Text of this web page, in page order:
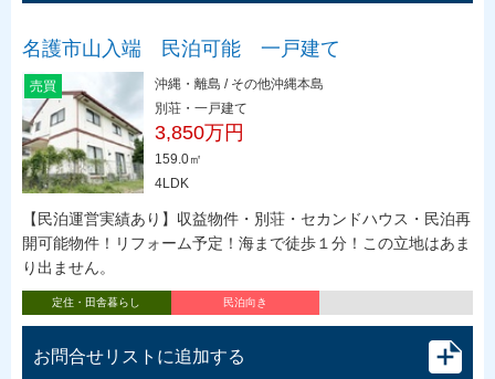
名護市山入端 民泊可能 一戸建て
売買
沖縄・離島 / その他沖縄本島
別荘・一戸建て
3,850万円
159.0㎡
4LDK
【民泊運営実績あり】収益物件・別荘・セカンドハウス・民泊再
開可能物件！リフォーム予定！海まで徒歩１分！この立地はあま
り出ません。
定住・田舎暮らし 民泊向き
お問合せリストに追加する